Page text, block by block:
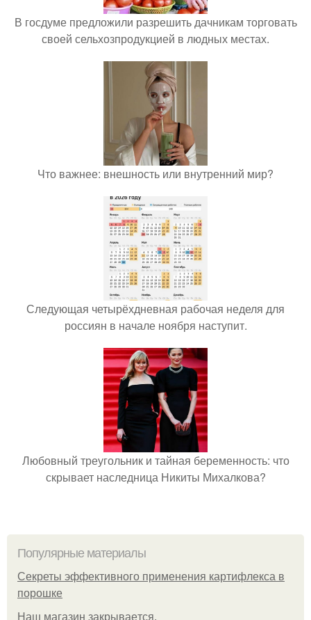
В госдуме предложили разрешить дачникам торговать
своей сельхозпродукцией в людных местах.
Что важнее: внешность или внутренний мир?
Следующая четырёхдневная рабочая неделя для
россиян в начале ноября наступит.
Любовный треугольник и тайная беременность: что
скрывает наследница Никиты Михалкова?
Популярные материалы
Секреты эффективного применения картифлекса в
порошке
Нaш магaзин зaкрывaeтся.